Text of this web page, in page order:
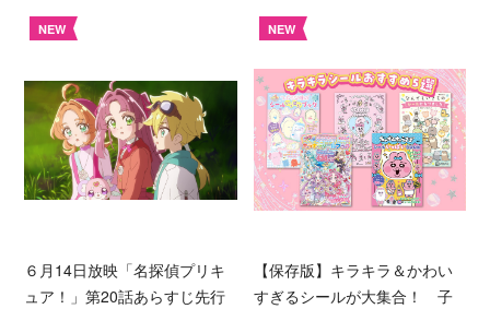
NEW
６月14日放映「名探偵プリキ
ュア！」第20話あらすじ先行
NEW
【保存版】キラキラ＆かわい
すぎるシールが大集合！ 子